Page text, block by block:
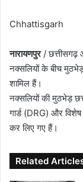
Chhattisgarh
नारायणपुर/ छत्तीसगढ़
नक्सलियों के बीच
शामिल हैं।
नक्सलियों की मुठभेड़
गार्ड (DRG) और
कर लिए गए हैं।
Related